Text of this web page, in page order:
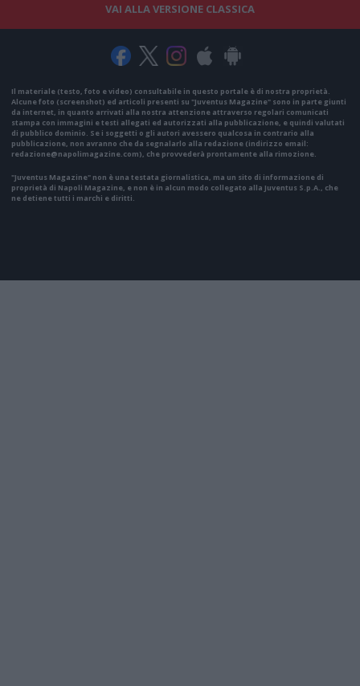
VAI ALLA VERSIONE CLASSICA
Il materiale (testo, foto e video) consultabile in questo portale è di nostra proprietà.
Alcune foto (screenshot) ed articoli presenti su "Juventus Magazine" sono in parte giunti
da internet, in quanto arrivati alla nostra attenzione attraverso regolari comunicati
stampa con immagini e testi allegati ed autorizzati alla pubblicazione, e quindi valutati
di pubblico dominio. Se i soggetti o gli autori avessero qualcosa in contrario alla
pubblicazione, non avranno che da segnalarlo alla redazione (indirizzo email:
redazione@napolimagazine.com), che provvederà prontamente alla rimozione.
"Juventus Magazine" non è una testata giornalistica, ma un sito di informazione di
proprietà di Napoli Magazine, e non è in alcun modo collegato alla Juventus S.p.A., che
ne detiene tutti i marchi e diritti.